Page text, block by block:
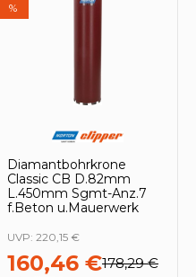
%
Diamantbohrkrone
Classic CB D.82mm
L.450mm Sgmt-Anz.7
f.Beton u.Mauerwerk
160,46 €178,29 €
UVP: 220,15 €